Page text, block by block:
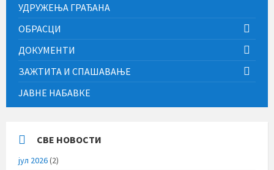
УДРУЖЕЊА ГРАЂАНА
ОБРАСЦИ
ДОКУМЕНТИ
ЗАЖТИТА И СПАШАВАЊЕ
ЈАВНЕ НАБАВКЕ
СВЕ НОВОСТИ
јул 2026(2)